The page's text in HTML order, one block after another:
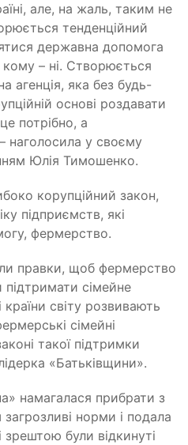
але, на жаль, таким не
тенденційний
державна допомога
– ні. Створюється
агенція, яка без будь-
основі роздавати
потрібно, а
наголосила у своєму
Юлія Тимошенко.
корупційний закон,
підприємств, які
фермерство.
правки, щоб фермерство
підтримати сімейне
світу розвивають
сімейні
такої підтримки
«Батьківщини».
намагалася прибрати з
норми і подала
були відкинуті